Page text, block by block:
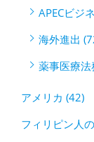
APECビジ
海外進出
薬事医療法
アメリカ (42)
フィリピン人